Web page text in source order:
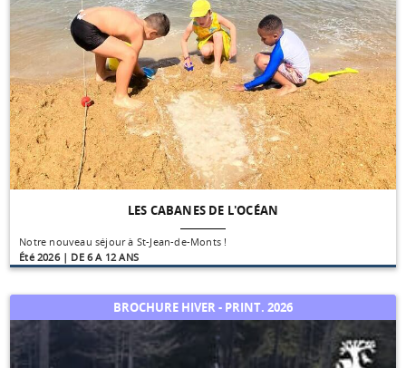
LES CABANES DE L'OCÉAN
Notre nouveau séjour à St-Jean-de-Monts !
Été 2026 | DE 6 A 12 ANS
BROCHURE HIVER - PRINT. 2026